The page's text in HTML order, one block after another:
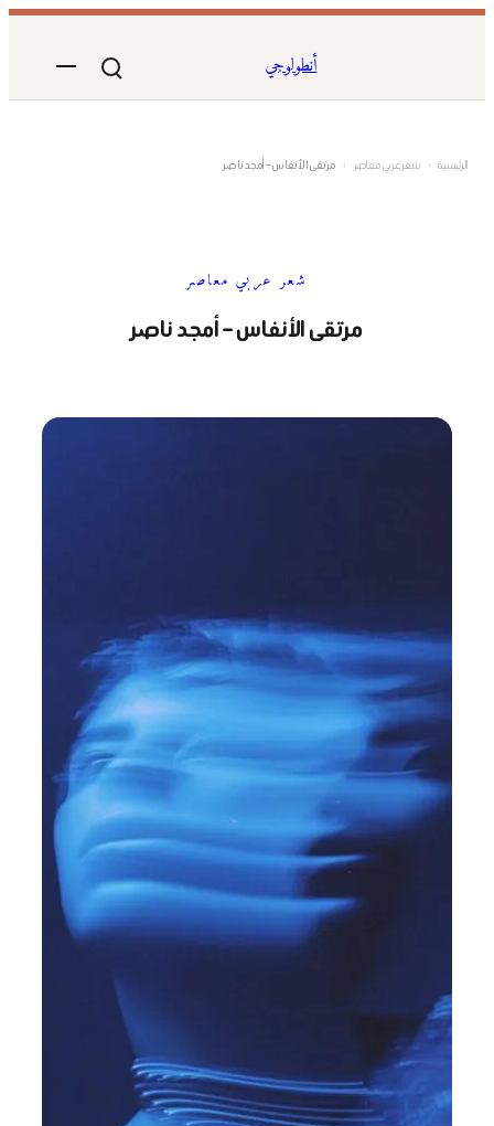
المحتوى
أنطولوجي
الرئيسية › شعر عربي معاصر › مرتقى الأنفاس – أمجد ناصر
شعر عربي معاصر
مرتقى الأنفاس – أمجد ناصر